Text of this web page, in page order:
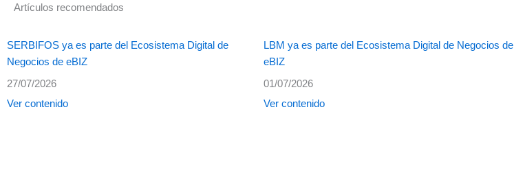
Artículos recomendados
SERBIFOS ya es parte del Ecosistema Digital de
Negocios de eBIZ
27/07/2026
Ver contenido
LBM ya es parte del Ecosistema Digital de Negocios de
eBIZ
01/07/2026
Ver contenido